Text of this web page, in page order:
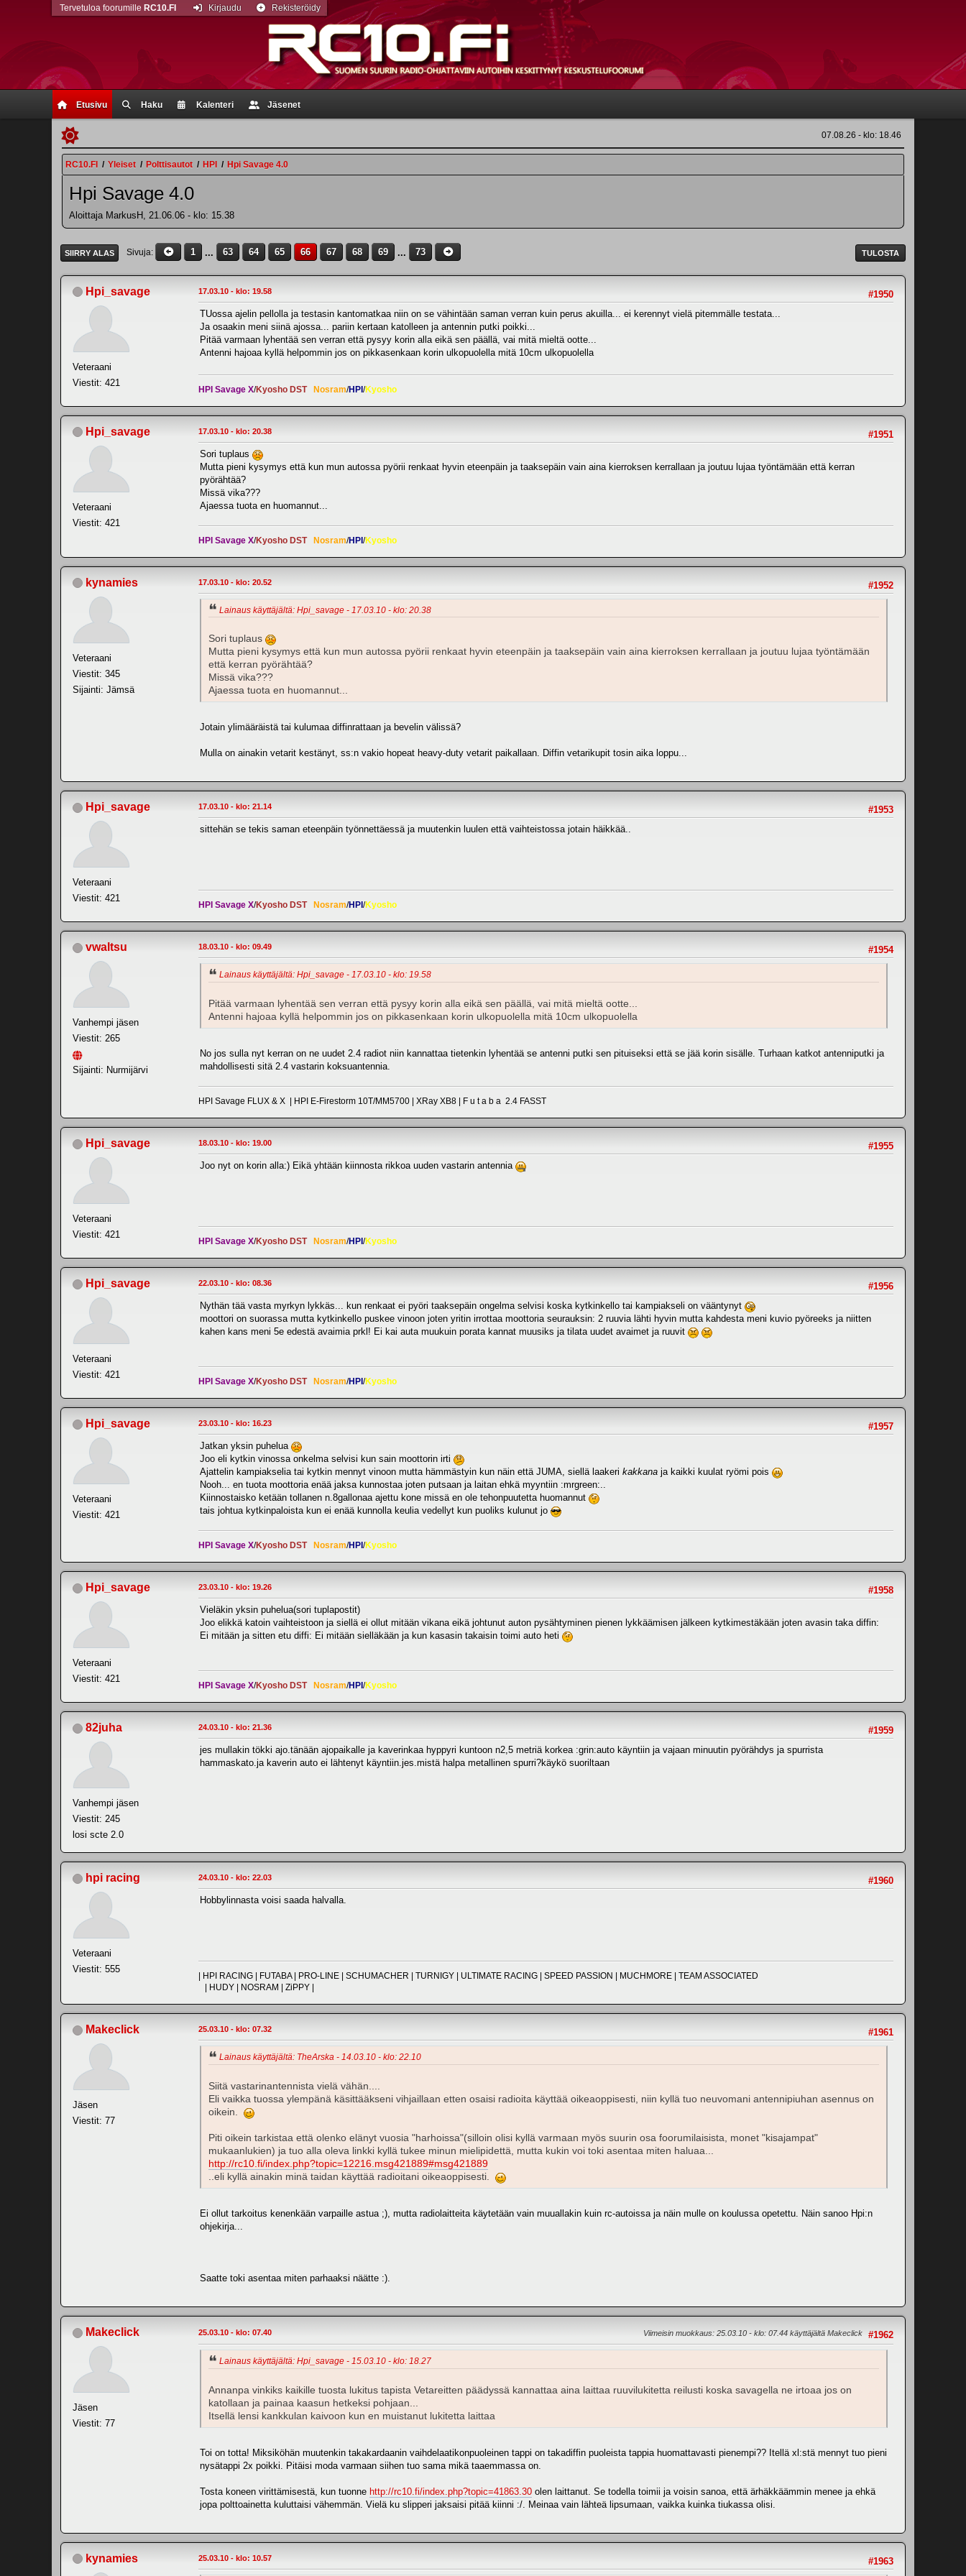
Etusivu Haku Kalenteri Jäsenet
Tervetuloa foorumille RC10.FI Kirjaudu Rekisteröidy
07.08.26 - klo: 18.46
RC10.FI / Yleiset / Polttisautot / HPI / Hpi Savage 4.0
Hpi Savage 4.0
Aloittaja MarkusH, 21.06.06 - klo: 15.38
TULOSTA
SIIRRY ALAS Sivuja 1 ... 63 64 65 66 67 68 69 ... 73
Hpi_savage
Veteraani
Viestit: 421
#1950
17.03.10 - klo: 19.58
TUossa ajelin pellolla ja testasin kantomatkaa niin on se vähintään saman verran kuin perus akuilla... ei kerennyt vielä pitemmälle testata...
Ja osaakin meni siinä ajossa... pariin kertaan katolleen ja antennin putki poikki...
Pitää varmaan lyhentää sen verran että pysyy korin alla eikä sen päällä, vai mitä mieltä ootte...
Antenni hajoaa kyllä helpommin jos on pikkasenkaan korin ulkopuolella mitä 10cm ulkopuolella
HPI Savage X/Kyosho DST Nosram/HPI/Kyosho
Hpi_savage
Veteraani
Viestit: 421
#1951
17.03.10 - klo: 20.38
Sori tuplaus
Mutta pieni kysymys että kun mun autossa pyörii renkaat hyvin eteenpäin ja taaksepäin vain aina kierroksen kerrallaan ja joutuu lujaa työntämään että kerran
pyörähtää?
Missä vika???
Ajaessa tuota en huomannut...
HPI Savage X/Kyosho DST Nosram/HPI/Kyosho
kynamies
Veteraani
Viestit: 345
Sijainti: Jämsä
#1952
17.03.10 - klo: 20.52
Lainaus käyttäjältä: Hpi_savage - 17.03.10 - klo: 20.38
Sori tuplaus
Mutta pieni kysymys että kun mun autossa pyörii renkaat hyvin eteenpäin ja taaksepäin vain aina kierroksen kerrallaan ja joutuu lujaa työntämään
että kerran pyörähtää?
Missä vika???
Ajaessa tuota en huomannut...
Jotain ylimääräistä tai kulumaa diffinrattaan ja bevelin välissä?
Mulla on ainakin vetarit kestänyt, ss:n vakio hopeat heavy-duty vetarit paikallaan. Diffin vetarikupit tosin aika loppu...
Hpi_savage
Veteraani
Viestit: 421
#1953
17.03.10 - klo: 21.14
sittehän se tekis saman eteenpäin työnnettäessä ja muutenkin luulen että vaihteistossa jotain häikkää..
HPI Savage X/Kyosho DST Nosram/HPI /Kyosho
vwaltsu
Vanhempi jäsen
Viestit: 265
Sijainti: Nurmijärvi
#1954
18.03.10 - klo: 09.49
Lainaus käyttäjältä: Hpi_savage - 17.03.10 - klo: 19.58
Pitää varmaan lyhentää sen verran että pysyy korin alla eikä sen päällä, vai mitä mieltä ootte...
Antenni hajoaa kyllä helpommin jos on pikkasenkaan korin ulkopuolella mitä 10cm ulkopuolella
No jos sulla nyt kerran on ne uudet 2.4 radiot niin kannattaa tietenkin lyhentää se antenni putki sen pituiseksi että se jää korin sisälle. Turhaan katkot antenniputki ja
mahdollisesti sitä 2.4 vastarin koksuantennia.
HPI Savage FLUX & X | HPI E-Firestorm 10T/MM5700 | XRay XB8 | F u t a b a 2.4 FASST
Hpi_savage
Veteraani
Viestit: 421
#1955
18.03.10 - klo: 19.00
Joo nyt on korin alla:) Eikä yhtään kiinnosta rikkoa uuden vastarin antennia
HPI Savage X/Kyosho DST Nosram/HPI /Kyosho
Hpi_savage
Veteraani
Viestit: 421
#1956
22.03.10 - klo: 08.36
Nythän tää vasta myrkyn lykkäs... kun renkaat ei pyöri taaksepäin ongelma selvisi koska kytkinkello tai kampiakseli on vääntynyt
moottori on suorassa mutta kytkinkello puskee vinoon joten yritin irrottaa moottoria seurauksin: 2 ruuvia lähti hyvin mutta kahdesta meni kuvio pyöreeks ja niitten
kahen kans meni 5e edestä avaimia prkl! Ei kai auta muukuin porata kannat muusiks ja tilata uudet avaimet ja ruuvit
HPI Savage X/Kyosho DST Nosram/HPI /Kyosho
Hpi_savage
Veteraani
Viestit: 421
#1957
23.03.10 - klo: 16.23
Jatkan yksin puhelua
Joo eli kytkin vinossa onkelma selvisi kun sain moottorin irti
Ajattelin kampiakselia tai kytkin mennyt vinoon mutta hämmästyin kun näin että JUMA, siellä laakeri kakkana ja kaikki kuulat ryömi pois
Nooh... en tuota moottoria enää jaksa kunnostaa joten putsaan ja laitan ehkä myyntiin :mrgreen:..
Kiinnostaisko ketään tollanen n.8gallonaa ajettu kone missä en ole tehonpuutetta huomannut
tais johtua kytkinpaloista kun ei enää kunnolla keulia vedellyt kun puoliks kulunut jo
HPI Savage X/Kyosho DST Nosram/HPI /Kyosho
Hpi_savage
Veteraani
Viestit: 421
#1958
23.03.10 - klo: 19.26
Vieläkin yksin puhelua(sori tuplapostit)
Joo elikkä katoin vaihteistoon ja siellä ei ollut mitään vikana eikä johtunut auton pysähtyminen pienen lykkäämisen jälkeen kytkimestäkään joten avasin taka diffin:
Ei mitään ja sitten etu diffi: Ei mitään sielläkään ja kun kasasin takaisin toimi auto heti
HPI Savage X/Kyosho DST Nosram/HPI /Kyosho
82juha
Vanhempi jäsen
Viestit: 245
losi scte 2.0
#1959
24.03.10 - klo: 21.36
jes mullakin tökki ajo.tänään ajopaikalle ja kaverinkaa hyppyri kuntoon n2,5 metriä korkea :grin:auto käyntiin ja vajaan minuutin pyörähdys ja spurrista
hammaskato.ja kaverin auto ei lähtenyt käyntiin.jes.mistä halpa metallinen spurri?käykö suoriltaan
hpi racing
Veteraani
Viestit: 555
#1960
24.03.10 - klo: 22.03
Hobbylinnasta voisi saada halvalla.
| HPI RACING | FUTABA | PRO-LINE | SCHUMACHER | TURNIGY | ULTIMATE RACING | SPEED PASSION | MUCHMORE | TEAM ASSOCIATED
| HUDY | NOSRAM | ZiPPY |
Makeclick
Jäsen
Viestit: 77
#1961
25.03.10 - klo: 07.32
Lainaus käyttäjältä: TheArska - 14.03.10 - klo: 22.10
Siitä vastarinantennista vielä vähän....
Eli vaikka tuossa ylempänä käsittääkseni vihjaillaan etten osaisi radioita käyttää oikeaoppisesti, niin kyllä tuo neuvomani antennipiuhan asennus on
oikein.
Piti oikein tarkistaa että olenko elänyt vuosia "harhoissa"(silloin olisi kyllä varmaan myös suurin osa foorumilaisista, monet "kisajampat"
mukaanlukien) ja tuo alla oleva linkki kyllä tukee minun mielipidettä, mutta kukin voi toki asentaa miten haluaa...
http://rc10.fi/index.php?topic=12216.msg421889#msg421889
..eli kyllä ainakin minä taidan käyttää radioitani oikeaoppisesti.
Ei ollut tarkoitus kenenkään varpaille astua ;), mutta radiolaitteita käytetään vain muuallakin kuin rc-autoissa ja näin mulle on koulussa opetettu. Näin sanoo Hpi:n
ohjekirja...
Saatte toki asentaa miten parhaaksi näätte :).
Makeclick
Jäsen
Viestit: 77
#1962
25.03.10 - klo: 07.40 Viimeisin muokkaus: 25.03.10 - klo: 07.44 käyttäjältä Makeclick
Lainaus käyttäjältä: Hpi_savage - 15.03.10 - klo: 18.27
Annanpa vinkiks kaikille tuosta lukitus tapista Vetareitten päädyssä kannattaa aina laittaa ruuvilukitetta reilusti koska savagella ne irtoaa jos on
katollaan ja painaa kaasun hetkeksi pohjaan...
Itsellä lensi kankkulan kaivoon kun en muistanut lukitetta laittaa
Toi on totta! Miksiköhän muutenkin takakardaanin vaihdelaatikonpuoleinen tappi on takadiffin puoleista tappia huomattavasti pienempi?? Itellä xl:stä mennyt tuo pieni
nysätappi 2x poikki. Pitäisi moda varmaan siihen tuo sama mikä taaemmassa on.
Tosta koneen virittämisestä, kun tuonne http://rc10.fi/index.php?topic=41863.30 olen laittanut. Se todella toimii ja voisin sanoa, että ärhäkkäämmin menee ja ehkä
jopa polttoainetta kuluttaisi vähemmän. Vielä ku slipperi jaksaisi pitää kiinni :/. Meinaa vain lähteä lipsumaan, vaikka kuinka tiukassa olisi.
kynamies #1963
25.03.10 - klo: 10.57